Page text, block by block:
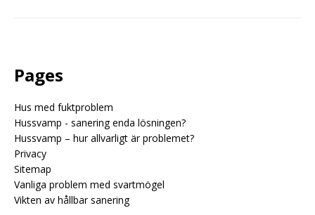
Pages
Hus med fuktproblem
Hussvamp - sanering enda lösningen?
Hussvamp – hur allvarligt är problemet?
Privacy
Sitemap
Vanliga problem med svartmögel
Vikten av hållbar sanering